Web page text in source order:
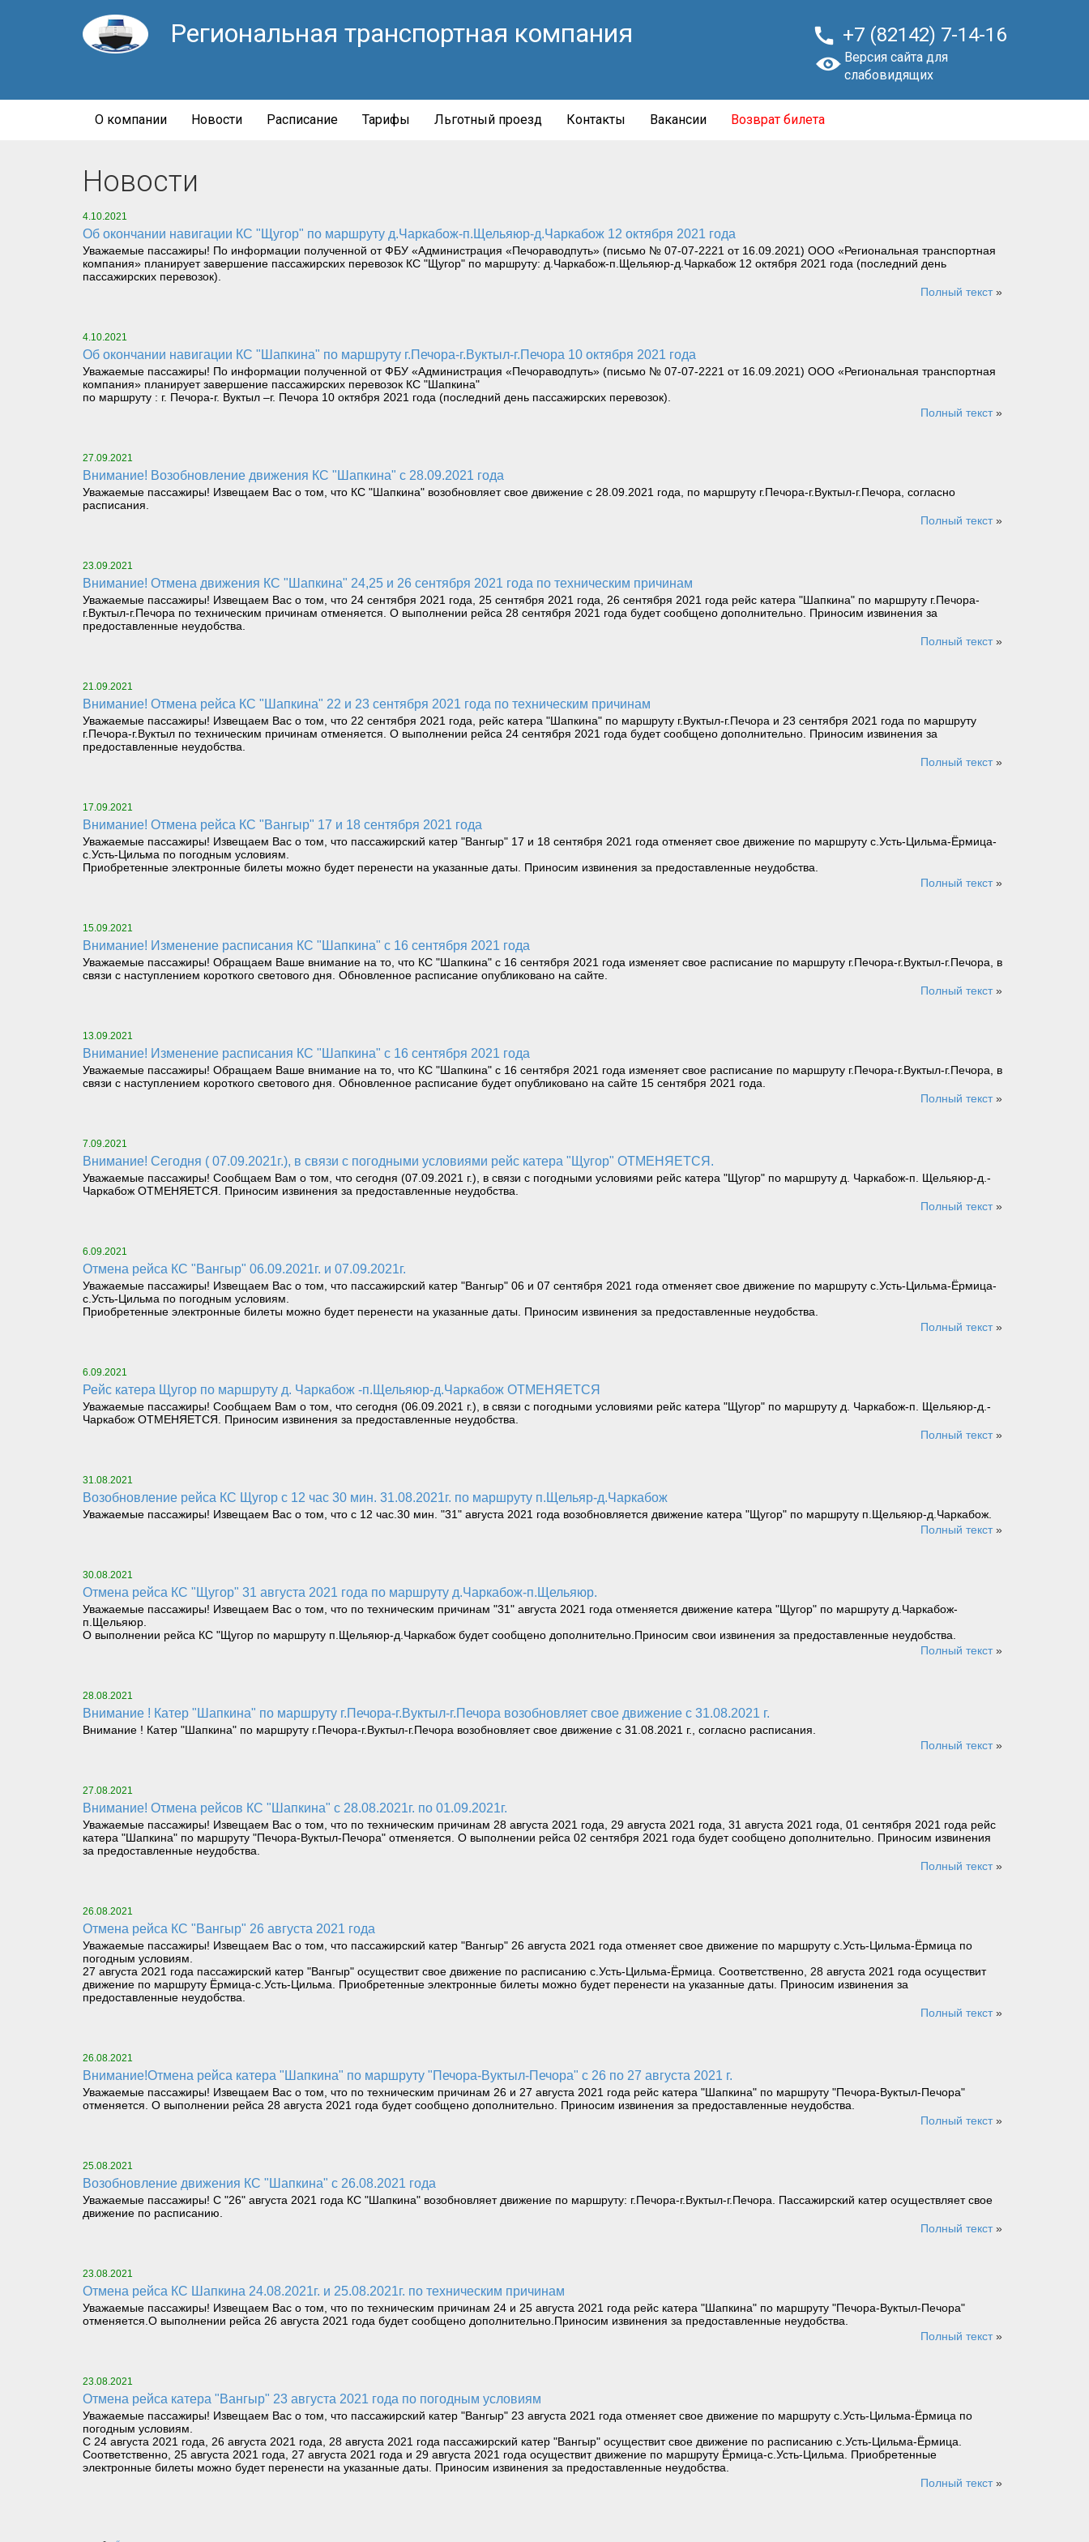
Региональная транспортная компания  +7 (82142) 7-14-16
Версия сайта для
слабовидящих
О компании Новости Расписание Тарифы Льготный проезд Контакты Вакансии Возврат билета
Новости
4.10.2021
Об окончании навигации КС "Щугор" по маршруту д.Чаркабож-п.Щельяюр-д.Чаркабож 12 октября 2021 года
Уважаемые пассажиры! По информации полученной от ФБУ «Администрация «Печораводпуть» (письмо № 07-07-2221 от 16.09.2021) ООО «Региональная транспортная
компания» планирует завершение пассажирских перевозок КС "Щугор" по маршруту: д.Чаркабож-п.Щельяюр-д.Чаркабож 12 октября 2021 года (последний день
пассажирских перевозок).
Полный текст»
4.10.2021
Об окончании навигации КС "Шапкина" по маршруту г.Печора-г.Вуктыл-г.Печора 10 октября 2021 года
Уважаемые пассажиры! По информации полученной от ФБУ «Администрация «Печораводпуть» (письмо № 07-07-2221 от 16.09.2021) ООО «Региональная транспортная
компания» планирует завершение пассажирских перевозок КС "Шапкина"
по маршруту : г. Печора-г. Вуктыл –г. Печора 10 октября 2021 года (последний день пассажирских перевозок).
Полный текст»
27.09.2021
Внимание! Возобновление движения КС "Шапкина" с 28.09.2021 года
Уважаемые пассажиры! Извещаем Вас о том, что КС "Шапкина" возобновляет свое движение с 28.09.2021 года, по маршруту г.Печора-г.Вуктыл-г.Печора, согласно
расписания.
Полный текст»
23.09.2021
Внимание! Отмена движения КС "Шапкина" 24,25 и 26 сентября 2021 года по техническим причинам
Уважаемые пассажиры! Извещаем Вас о том, что 24 сентября 2021 года, 25 сентября 2021 года, 26 сентября 2021 года рейс катера "Шапкина" по маршруту г.Печора-
г.Вуктыл-г.Печора по техническим причинам отменяется. О выполнении рейса 28 сентября 2021 года будет сообщено дополнительно. Приносим извинения за
предоставленные неудобства.
Полный текст»
21.09.2021
Внимание! Отмена рейса КС "Шапкина" 22 и 23 сентября 2021 года по техническим причинам
Уважаемые пассажиры! Извещаем Вас о том, что 22 сентября 2021 года, рейс катера "Шапкина" по маршруту г.Вуктыл-г.Печора и 23 сентября 2021 года по маршруту
г.Печора-г.Вуктыл по техническим причинам отменяется. О выполнении рейса 24 сентября 2021 года будет сообщено дополнительно. Приносим извинения за
предоставленные неудобства.
Полный текст»
17.09.2021
Внимание! Отмена рейса КС "Вангыр" 17 и 18 сентября 2021 года
Уважаемые пассажиры! Извещаем Вас о том, что пассажирский катер "Вангыр" 17 и 18 сентября 2021 года отменяет свое движение по маршруту с.Усть-Цильма-Ёрмица-
с.Усть-Цильма по погодным условиям.
Приобретенные электронные билеты можно будет перенести на указанные даты. Приносим извинения за предоставленные неудобства.
Полный текст»
15.09.2021
Внимание! Изменение расписания КС "Шапкина" с 16 сентября 2021 года
Уважаемые пассажиры! Обращаем Ваше внимание на то, что КС "Шапкина" с 16 сентября 2021 года изменяет свое расписание по маршруту г.Печора-г.Вуктыл-г.Печора, в
связи с наступлением короткого светового дня. Обновленное расписание опубликовано на сайте.
Полный текст»
13.09.2021
Внимание! Изменение расписания КС "Шапкина" с 16 сентября 2021 года
Уважаемые пассажиры! Обращаем Ваше внимание на то, что КС "Шапкина" с 16 сентября 2021 года изменяет свое расписание по маршруту г.Печора-г.Вуктыл-г.Печора, в
связи с наступлением короткого светового дня. Обновленное расписание будет опубликовано на сайте 15 сентября 2021 года.
Полный текст»
7.09.2021
Внимание! Сегодня ( 07.09.2021г.), в связи с погодными условиями рейс катера "Щугор" ОТМЕНЯЕТСЯ.
Уважаемые пассажиры! Сообщаем Вам о том, что сегодня (07.09.2021 г.), в связи с погодными условиями рейс катера "Щугор" по маршруту д. Чаркабож-п. Щельяюр-д.-
Чаркабож ОТМЕНЯЕТСЯ. Приносим извинения за предоставленные неудобства.
Полный текст»
6.09.2021
Отмена рейса КС "Вангыр" 06.09.2021г. и 07.09.2021г.
Уважаемые пассажиры! Извещаем Вас о том, что пассажирский катер "Вангыр" 06 и 07 сентября 2021 года отменяет свое движение по маршруту с.Усть-Цильма-Ёрмица-
с.Усть-Цильма по погодным условиям.
Приобретенные электронные билеты можно будет перенести на указанные даты. Приносим извинения за предоставленные неудобства.
Полный текст»
6.09.2021
Рейс катера Щугор по маршруту д. Чаркабож -п.Щельяюр-д.Чаркабож ОТМЕНЯЕТСЯ
Уважаемые пассажиры! Сообщаем Вам о том, что сегодня (06.09.2021 г.), в связи с погодными условиями рейс катера "Щугор" по маршруту д. Чаркабож-п. Щельяюр-д.-
Чаркабож ОТМЕНЯЕТСЯ. Приносим извинения за предоставленные неудобства.
Полный текст»
31.08.2021
Возобновление рейса КС Щугор с 12 час 30 мин. 31.08.2021г. по маршруту п.Щельяр-д.Чаркабож
Уважаемые пассажиры! Извещаем Вас о том, что с 12 час.30 мин. "31" августа 2021 года возобновляется движение катера "Щугор" по маршруту п.Щельяюр-д.Чаркабож.
Полный текст»
30.08.2021
Отмена рейса КС "Щугор" 31 августа 2021 года по маршруту д.Чаркабож-п.Щельяюр.
Уважаемые пассажиры! Извещаем Вас о том, что по техническим причинам "31" августа 2021 года отменяется движение катера "Щугор" по маршруту д.Чаркабож-
п.Щельяюр.
О выполнении рейса КС "Щугор по маршруту п.Щельяюр-д.Чаркабож будет сообщено дополнительно.Приносим свои извинения за предоставленные неудобства.
Полный текст»
28.08.2021
Внимание ! Катер "Шапкина" по маршруту г.Печора-г.Вуктыл-г.Печора возобновляет свое движение с 31.08.2021 г.
Внимание ! Катер "Шапкина" по маршруту г.Печора-г.Вуктыл-г.Печора возобновляет свое движение с 31.08.2021 г., согласно расписания.
Полный текст»
27.08.2021
Внимание! Отмена рейсов КС "Шапкина" с 28.08.2021г. по 01.09.2021г.
Уважаемые пассажиры! Извещаем Вас о том, что по техническим причинам 28 августа 2021 года, 29 августа 2021 года, 31 августа 2021 года, 01 сентября 2021 года рейс
катера "Шапкина" по маршруту "Печора-Вуктыл-Печора" отменяется. О выполнении рейса 02 сентября 2021 года будет сообщено дополнительно. Приносим извинения
за предоставленные неудобства.
Полный текст»
26.08.2021
Отмена рейса КС "Вангыр" 26 августа 2021 года
Уважаемые пассажиры! Извещаем Вас о том, что пассажирский катер "Вангыр" 26 августа 2021 года отменяет свое движение по маршруту с.Усть-Цильма-Ёрмица по
погодным условиям.
27 августа 2021 года пассажирский катер "Вангыр" осуществит свое движение по расписанию с.Усть-Цильма-Ёрмица. Соответственно, 28 августа 2021 года осуществит
движение по маршруту Ёрмица-с.Усть-Цильма. Приобретенные электронные билеты можно будет перенести на указанные даты. Приносим извинения за
предоставленные неудобства.
Полный текст»
26.08.2021
Внимание!Отмена рейса катера "Шапкина" по маршруту "Печора-Вуктыл-Печора" с 26 по 27 августа 2021 г.
Уважаемые пассажиры! Извещаем Вас о том, что по техническим причинам 26 и 27 августа 2021 года рейс катера "Шапкина" по маршруту "Печора-Вуктыл-Печора"
отменяется. О выполнении рейса 28 августа 2021 года будет сообщено дополнительно. Приносим извинения за предоставленные неудобства.
Полный текст»
25.08.2021
Возобновление движения КС "Шапкина" с 26.08.2021 года
Уважаемые пассажиры! С "26" августа 2021 года КС "Шапкина" возобновляет движение по маршруту: г.Печора-г.Вуктыл-г.Печора. Пассажирский катер осуществляет свое
движение по расписанию.
Полный текст»
23.08.2021
Отмена рейса КС Шапкина 24.08.2021г. и 25.08.2021г. по техническим причинам
Уважаемые пассажиры! Извещаем Вас о том, что по техническим причинам 24 и 25 августа 2021 года рейс катера "Шапкина" по маршруту "Печора-Вуктыл-Печора"
отменяется.О выполнении рейса 26 августа 2021 года будет сообщено дополнительно.Приносим извинения за предоставленные неудобства.
Полный текст»
23.08.2021
Отмена рейса катера "Вангыр" 23 августа 2021 года по погодным условиям
Уважаемые пассажиры! Извещаем Вас о том, что пассажирский катер "Вангыр" 23 августа 2021 года отменяет свое движение по маршруту с.Усть-Цильма-Ёрмица по
погодным условиям.
С 24 августа 2021 года, 26 августа 2021 года, 28 августа 2021 года пассажирский катер "Вангыр" осуществит свое движение по расписанию с.Усть-Цильма-Ёрмица.
Соответственно, 25 августа 2021 года, 27 августа 2021 года и 29 августа 2021 года осуществит движение по маршруту Ёрмица-с.Усть-Цильма. Приобретенные
электронные билеты можно будет перенести на указанные даты. Приносим извинения за предоставленные неудобства.
Полный текст»